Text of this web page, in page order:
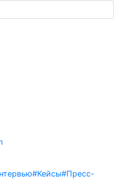
#Кейсы#Пресс-